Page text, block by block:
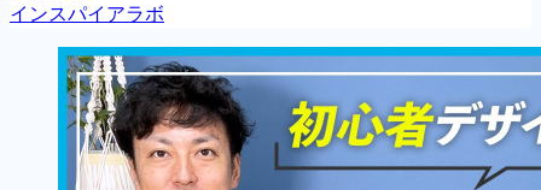
インスパイアラボ